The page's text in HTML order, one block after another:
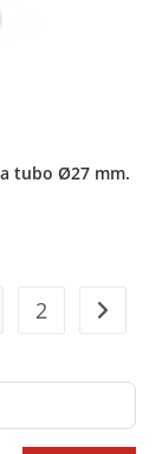
tubo Ø27 mm.
2